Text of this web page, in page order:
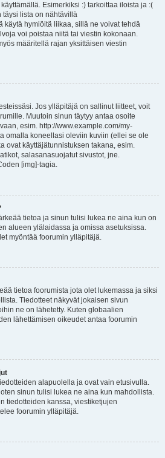
Esimerkiksi :) tarkoittaa iloista ja :(
täysi lista on nähtävillä
käytä hymiöitä liikaa, sillä ne voivat tehdä
voi poistaa niitä tai viestin kokonaan.
määritellä rajan yksittäisen viestin
Jos ylläpitäjä on sallinut liitteet, voit
Muutoin sinun täytyy antaa osoite
esim. http://www.example.com/my-
omalla koneellasi oleviin kuviin (ellei se ole
ovat käyttäjätunnistuksen takana, esim.
salasanasuojatut sivustot, jne.
[img]-tagia.
tietoa ja sinun tulisi lukea ne aina kun on
alueen ylälaidassa ja omissa asetuksissa.
myöntää foorumin ylläpitäjä.
tietoa foorumista jota olet lukemassa ja siksi
Tiedotteet näkyvät jokaisen sivun
ne on lähetetty. Kuten globaalien
lähettämisen oikeudet antaa foorumin
alapuolella ja ovat vain etusivulla.
sinun tulisi lukea ne aina kun mahdollista.
tiedotteiden kanssa, viestiketjujen
foorumin ylläpitäjä.